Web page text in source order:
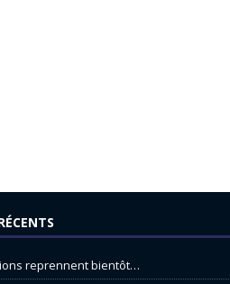
reprennent bientôt…